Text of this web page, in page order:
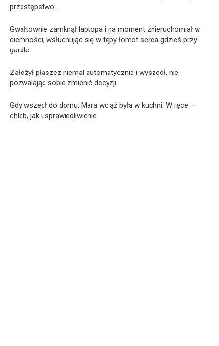
przestępstwo.
Gwałtownie zamknął laptopa i na moment znieruchomiał w
ciemności, wsłuchując się w tępy łomot serca gdzieś przy
gardle.
Założył płaszcz niemal automatycznie i wyszedł, nie
pozwalając sobie zmienić decyzji.
Gdy wszedł do domu, Mara wciąż była w kuchni. W ręce —
chleb, jak usprawiedliwienie.